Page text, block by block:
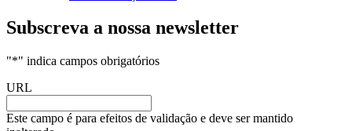
Subscreva a nossa newsletter
"*" indica campos obrigatórios
URL
Este campo é para efeitos de validação e deve ser mantido